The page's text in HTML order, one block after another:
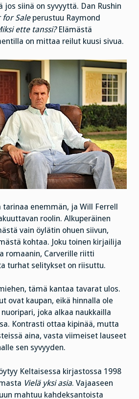
jos siinä on syvyyttä. Dan Rushin
Saleperustuu Raymond
ette tanssi?Elämästä
on mittaa reilut kuusi sivua.
tarinaa enemmän, ja Will Ferrell
roolin. Alkuperäinen
vain öylätin ohuen siivun,
kohtaa. Joku toinen kirjailija
romaanin, Carverille riitti
turhat selitykset on riisuttu.
tämä kantaa tavarat ulos.
ovat kaupan, eikä hinnalla ole
joka alkaa naukkailla
Kontrasti ottaa kipinää, mutta
aina, vasta viimeiset lauseet
sen syvyyden.
Keltaisessa kirjastossa 1998
Vielä yksi asia. Vajaaseen
mahtuu kahdeksantoista